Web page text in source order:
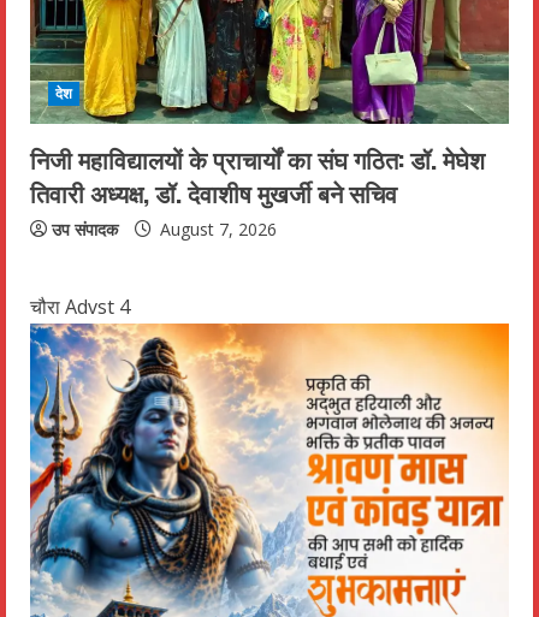
देश
निजी महाविद्यालयों के प्राचार्यों का संघ गठित: डॉ. मेघेश
तिवारी अध्यक्ष, डॉ. देवाशीष मुखर्जी बने सचिव
उप संपादक August 7, 2026
चौरा Advst 4